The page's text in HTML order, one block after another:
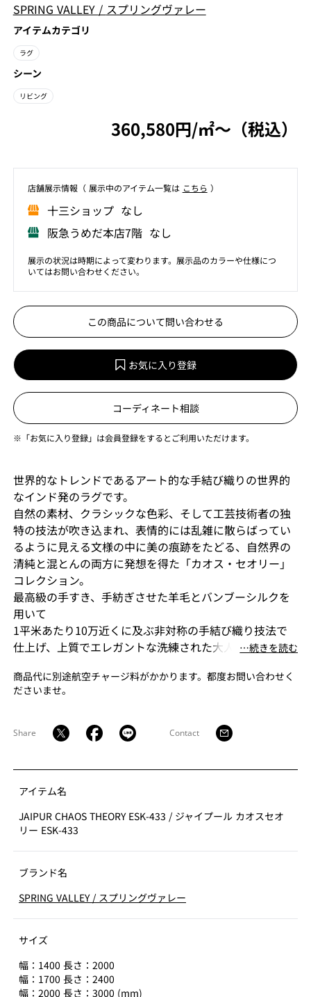
SPRING VALLEY / スプリングヴァレー
アイテムカテゴリ
ラグ
シーン
リビング
360,580円/㎡〜（税込）
店舗展⽰情報（ 展⽰中のアイテム⼀覧は こちら ）
⼗三ショップ なし
阪急うめだ本店7階 なし
展示の状況は時期によって変わります。展示品のカラーや仕様につ
いてはお問い合わせください。
この商品について問い合わせる
お気に入り登録
コーディネート相談
※「お気に入り登録」は会員登録をするとご利用いただけます。
世界的なトレンドであるアート的な手結び織りの世界的
なインド発のラグです。
自然の素材、クラシックな色彩、そして工芸技術者の独
特の技法が吹き込まれ、表情的には乱雑に散らばってい
るように見える文様の中に美の痕跡をたどる、自然界の
清純と混とんの両方に発想を得た「カオス・セオリー」
コレクション。
最高級の手すき、手紡ぎさせた羊毛とバンブーシルクを
用いて
1平米あたり10万近くに及ぶ非対称の手結び織り技法で
仕上げ、上質でエレガントな洗練された大人の気品が漂
2018年ドイツのデザインアワードで多くの受賞実績があ
ります。
⋯続きを読む
商品代に別途航空チャージ料がかかります。都度お問い合わせく
ださいませ。
Share Contact
アイテム名
JAIPUR CHAOS THEORY ESK-433 / ジャイプール カオスセオ
リー ESK-433
ブランド名
SPRING VALLEY / スプリングヴァレー
サイズ
幅：1400 長さ：2000
幅：1700 長さ：2400
幅：2000 長さ：3000 (mm)